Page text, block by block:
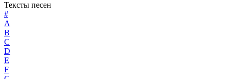
Тексты песен
#
A
B
C
D
E
F